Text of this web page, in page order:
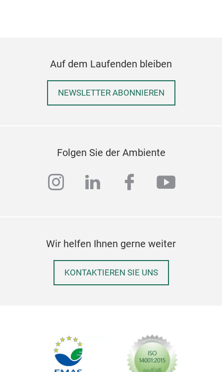
Auf dem Laufenden bleiben
NEWSLETTER ABONNIEREN
Folgen Sie der Ambiente
instagram
linkedinfacebook
Wir helfen Ihnen gerne weiter
KONTAKTIEREN SIE UNS